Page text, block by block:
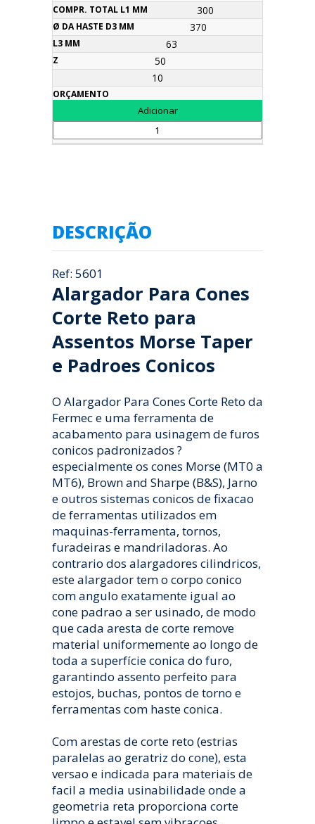
300
370
63
50
10
DESCRIÇÃO
Ref: 5601
Alargador Para Cones
Corte Reto para
Assentos Morse Taper
e Padroes Conicos
O Alargador Para Cones Corte Reto da
Fermec e uma ferramenta de
acabamento para usinagem de furos
conicos padronizados ?
especialmente os cones Morse (MT0 a
MT6), Brown and Sharpe (B&S), Jarno
e outros sistemas conicos de fixacao
de ferramentas utilizados em
maquinas-ferramenta, tornos,
furadeiras e mandriladoras. Ao
contrario dos alargadores cilindricos,
este alargador tem o corpo conico
com angulo exatamente igual ao
cone padrao a ser usinado, de modo
que cada aresta de corte remove
material uniformemente ao longo de
toda a superfície conica do furo,
garantindo assento perfeito para
estojos, buchas, pontos de torno e
ferramentas com haste conica.
Com arestas de corte reto (estrias
paralelas ao geratriz do cone), esta
versao e indicada para materiais de
facil a media usinabilidade onde a
geometria reta proporciona corte